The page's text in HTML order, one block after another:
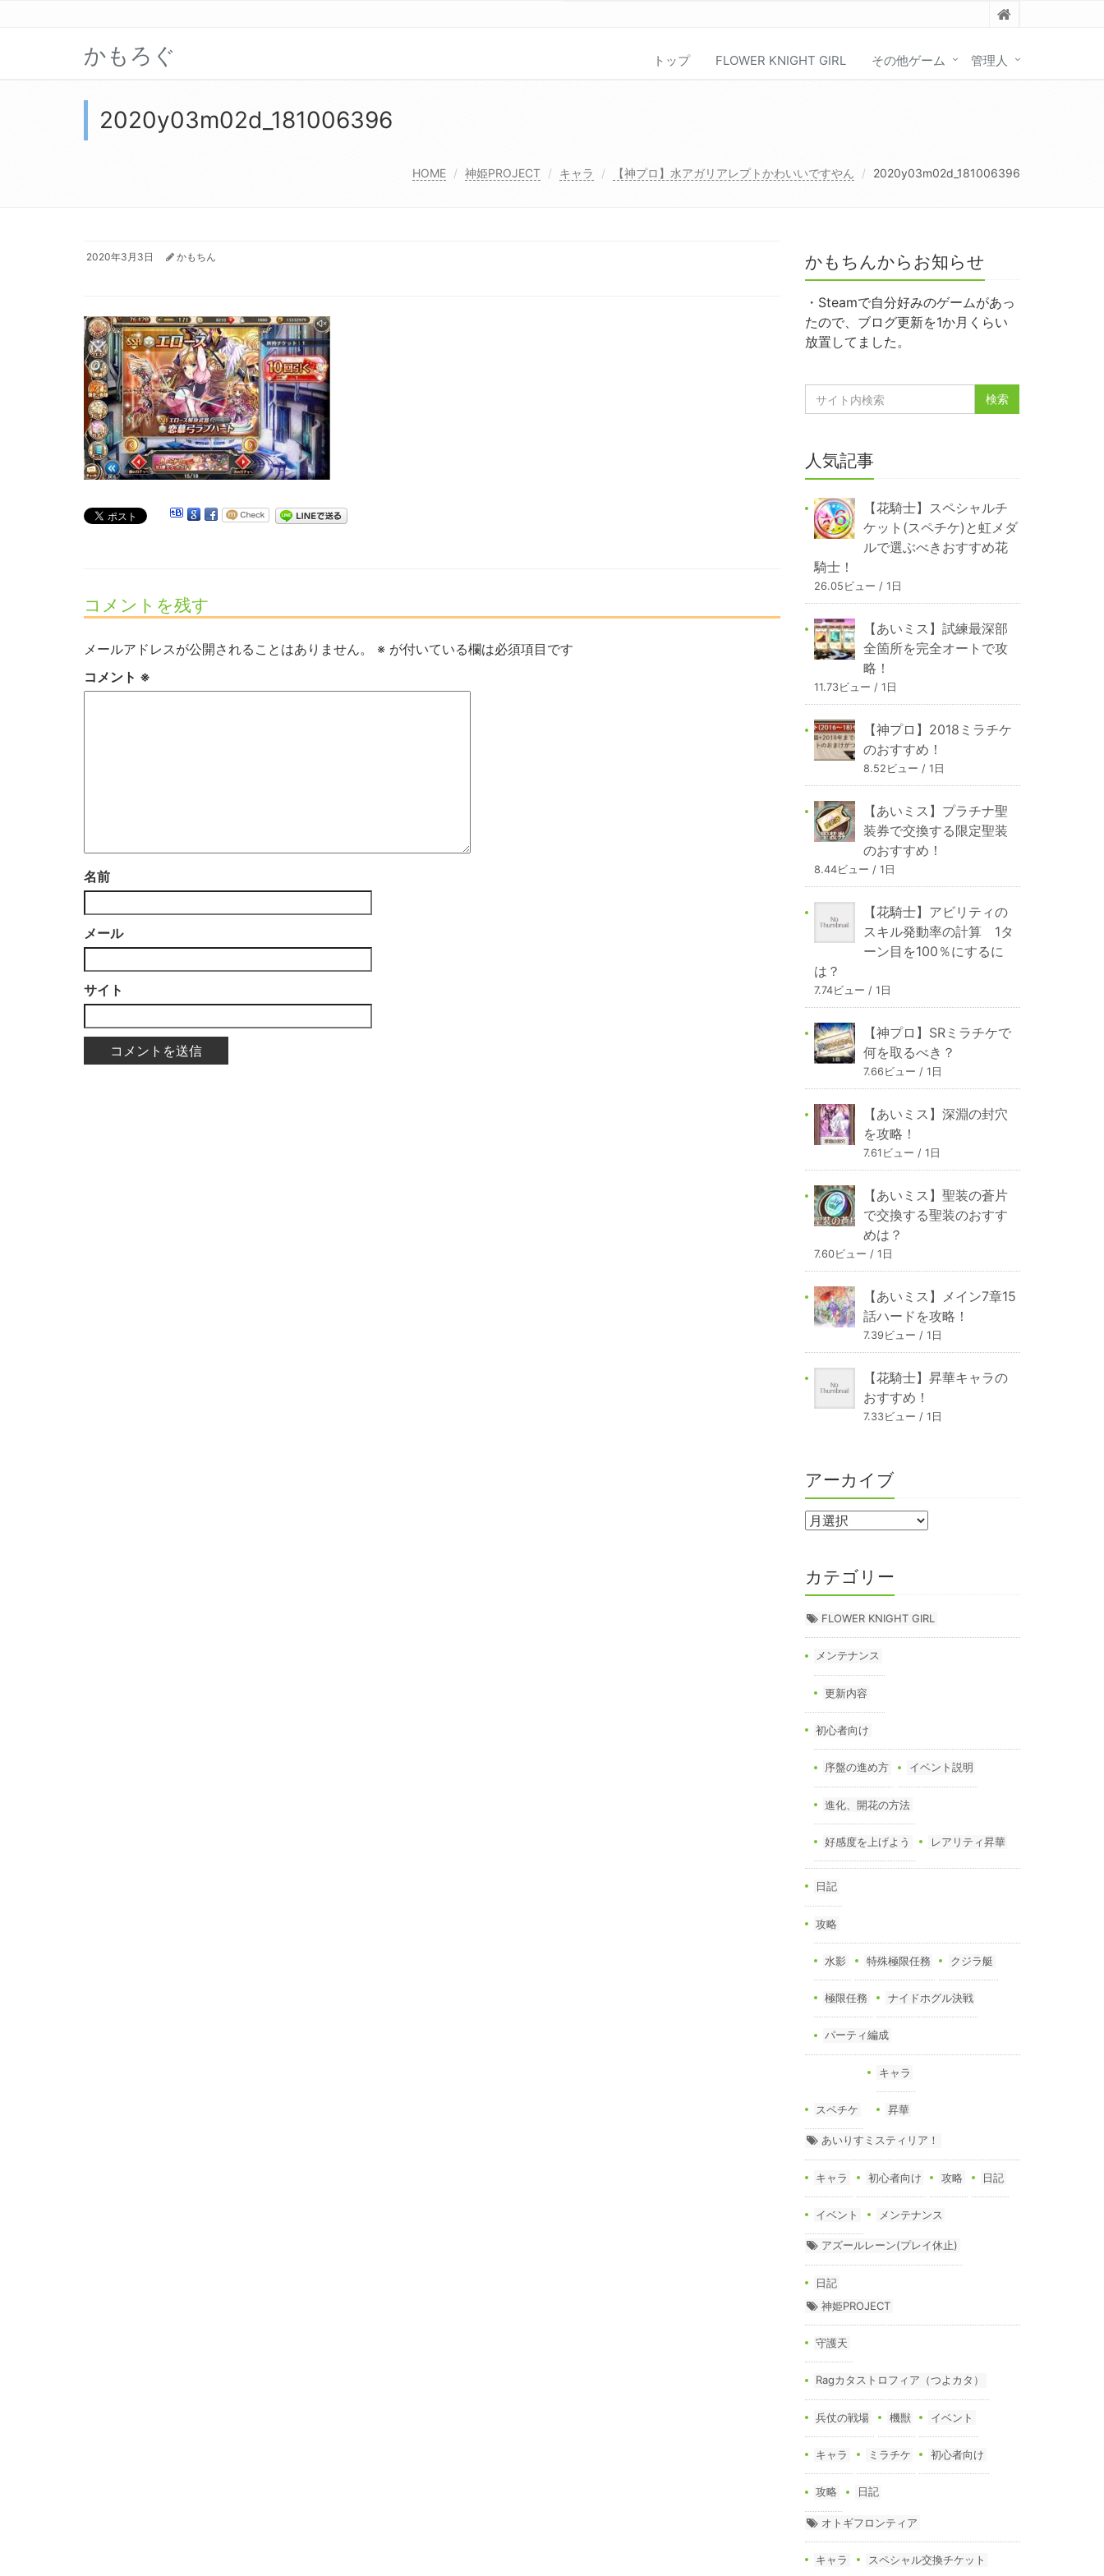
かもろぐ トップ FLOWER KNIGHT GIRL その他ゲーム 管理人
2020y03m02d_181006396
HOME 神姫PROJECT キャラ 【神プロ】水アガリアレプトかわいいですやん 2020y03m02d_181006396
2020年3月3日 かもちん
コメントを残す
メールアドレスが公開されることはありません。 ※ が付いている欄は必須項目です
コメント ※
名前
メール
サイト
かもちんからお知らせ
・Steamで自分好みのゲームがあっ
たので、ブログ更新を1か月くらい
放置してました。
人気記事
【花騎士】スペシャルチ
ケット(スペチケ)と虹メダ
ルで選ぶべきおすすめ花
騎士！
26.05ビュー / 1日
【あいミス】試練最深部
全箇所を完全オートで攻
略！
11.73ビュー / 1日
【神プロ】2018ミラチケ
のおすすめ！
8.52ビュー / 1日
【あいミス】プラチナ聖
装券で交換する限定聖装
のおすすめ！
8.44ビュー / 1日
【花騎士】アビリティの
スキル発動率の計算 1タ
ーン目を100％にするに
は？
7.74ビュー / 1日
【神プロ】SRミラチケで
何を取るべき？
7.66ビュー / 1日
【あいミス】深淵の封穴
を攻略！
7.61ビュー / 1日
【あいミス】聖装の蒼片
で交換する聖装のおすす
めは？
7.60ビュー / 1日
【あいミス】メイン7章15
話ハードを攻略！
7.39ビュー / 1日
【花騎士】昇華キャラの
おすすめ！
7.33ビュー / 1日
アーカイブ
カテゴリー
FLOWER KNIGHT GIRL
メンテナンス
更新内容
初心者向け
序盤の進め方 イベント説明
進化、開花の方法
好感度を上げよう レアリティ昇華
日記
攻略
水影 特殊極限任務 クジラ艇
極限任務 ナイドホグル決戦
パーティ編成
スペチケ
キャラ
昇華
あいりすミスティリア！
キャラ 初心者向け 攻略 日記
イベント メンテナンス
アズールレーン(プレイ休止)
日記
神姫PROJECT
守護天
Ragカタストロフィア（つよカタ）
兵仗の戦場 機獣 イベント
キャラ ミラチケ 初心者向け
攻略 日記
オトギフロンティア
キャラ スペシャル交換チケット